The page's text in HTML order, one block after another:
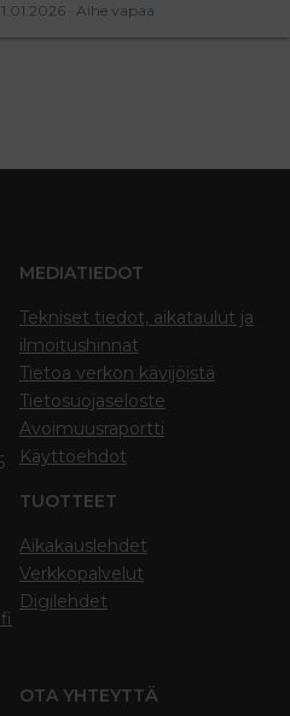
Aihe vapaa
MEDIATIEDOT
Tekniset tiedot, aikataulut ja
ilmoitushinnat
Tietoa verkon kävijöistä
Tietosuojaseloste
Avoimuusraportti
Käyttöehdot
TUOTTEET
Aikakauslehdet
Verkkopalvelut
Digilehdet
OTA YHTEYTTÄ